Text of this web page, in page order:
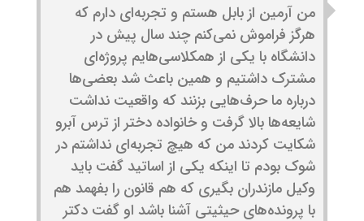
من آرمین از بابل هستم و تجربه‌ای دارم که
هرگز فراموش نمی‌کنم چند سال پیش در
دانشگاه با یکی از همکلاسی‌هایم پروژه‌ای
مشترک داشتیم و همین باعث شد بعضی‌ها
درباره ما حرف‌هایی بزنند که واقعیت نداشت
شایعه‌ها بالا گرفت و خانواده دختر از ترس آبرو
شکایت کردند من که هیچ تجربه‌ای نداشتم در
شوک بودم تا اینکه یکی از اساتید گفت باید
وکیل مازندران بگیری که هم قانون را بفهمد هم
با پرونده‌های حیثیتی آشنا باشد او گفت دکتر